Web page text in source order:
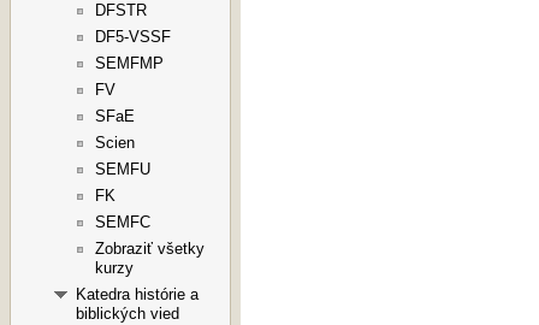
DFSTR
DF5-VSSF
SEMFMP
FV
SFaE
Scien
SEMFU
FK
SEMFC
Zobraziť všetky
kurzy
Katedra histórie a
biblických vied